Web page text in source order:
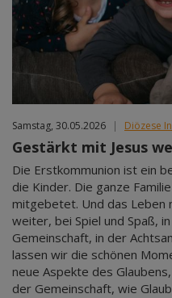
Samstag, 30.05.2026 | Diözese
Gestärkt mit Jesus
Die Erstkommunion ist ein
die Kinder. Die ganze
mitgebetet. Und das Leben
weiter, bei Spiel und Spaß,
Gemeinschaft, in der
lassen wir die schönen
neue Aspekte des
der Gemeinschaft, wie